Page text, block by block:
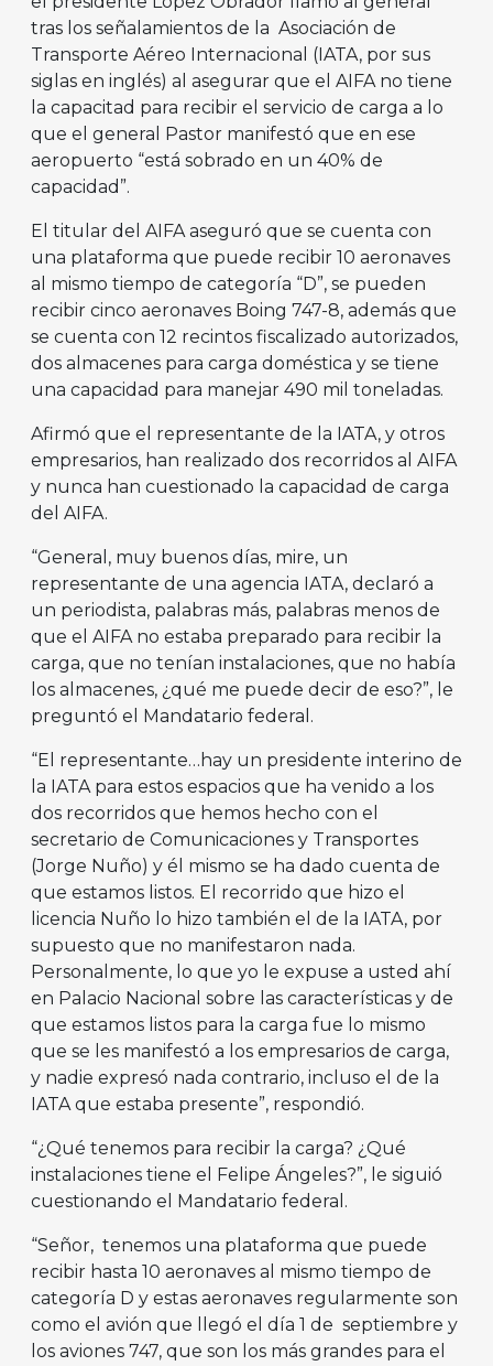
tras los señalamientos de la Asociación de
Transporte Aéreo Internacional (IATA, por sus
siglas en inglés) al asegurar que el AIFA no tiene
la capacitad para recibir el servicio de carga a lo
que el general Pastor manifestó que en ese
aeropuerto “está sobrado en un 40% de
capacidad”.
El titular del AIFA aseguró que se cuenta con
una plataforma que puede recibir 10 aeronaves
al mismo tiempo de categoría “D”, se pueden
recibir cinco aeronaves Boing 747-8, además que
se cuenta con 12 recintos fiscalizado autorizados,
dos almacenes para carga doméstica y se tiene
una capacidad para manejar 490 mil toneladas.
Afirmó que el representante de la IATA, y otros
empresarios, han realizado dos recorridos al AIFA
y nunca han cuestionado la capacidad de carga
del AIFA.
“General, muy buenos días, mire, un
representante de una agencia IATA, declaró a
un periodista, palabras más, palabras menos de
que el AIFA no estaba preparado para recibir la
carga, que no tenían instalaciones, que no había
los almacenes, ¿qué me puede decir de eso?”, le
preguntó el Mandatario federal.
“El representante…hay un presidente interino de
la IATA para estos espacios que ha venido a los
dos recorridos que hemos hecho con el
secretario de Comunicaciones y Transportes
(Jorge Nuño) y él mismo se ha dado cuenta de
que estamos listos. El recorrido que hizo el
licencia Nuño lo hizo también el de la IATA, por
supuesto que no manifestaron nada.
Personalmente, lo que yo le expuse a usted ahí
en Palacio Nacional sobre las características y de
que estamos listos para la carga fue lo mismo
que se les manifestó a los empresarios de carga,
y nadie expresó nada contrario, incluso el de la
IATA que estaba presente”, respondió.
“¿Qué tenemos para recibir la carga? ¿Qué
instalaciones tiene el Felipe Ángeles?”, le siguió
cuestionando el Mandatario federal.
“Señor, tenemos una plataforma que puede
recibir hasta 10 aeronaves al mismo tiempo de
categoría D y estas aeronaves regularmente son
como el avión que llegó el día 1 de septiembre y
los aviones 747, que son los más grandes para el